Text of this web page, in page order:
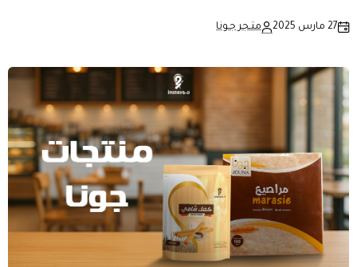
27 مارس 2025 متـجر جـونا